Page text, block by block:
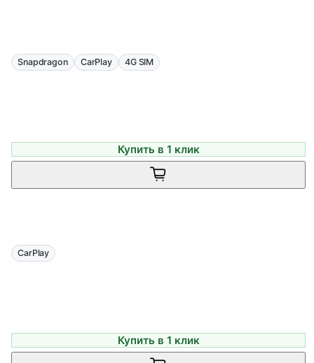
Snapdragon CarPlay 4G SIM
Купить в 1 клик
CarPlay
Купить в 1 клик